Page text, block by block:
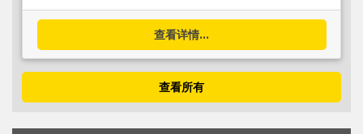
查看详情...
查看所有